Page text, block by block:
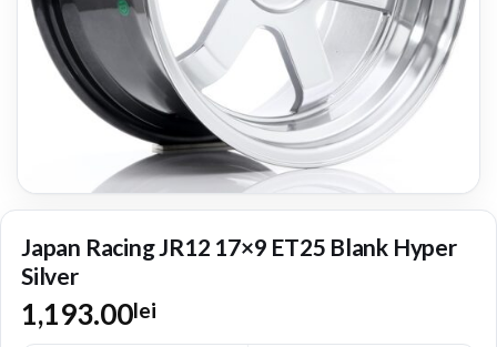
Japan Racing JR12 17×9 ET25 Blank Hyper
Silver
1,193.00lei